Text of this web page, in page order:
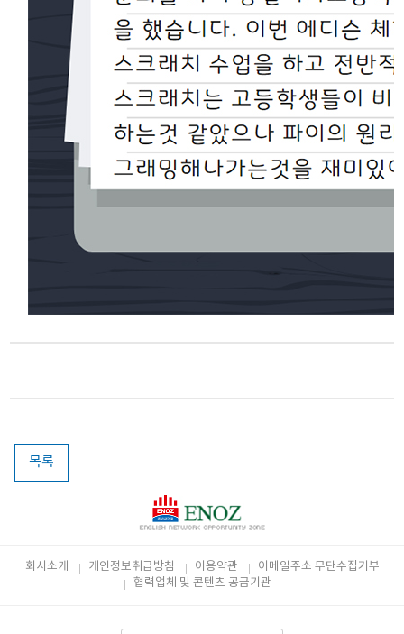
목록
회사소개 개인정보취급방침 이용약관
이메일주소 무단수집거부
협력업체 및 콘텐츠 공급기관